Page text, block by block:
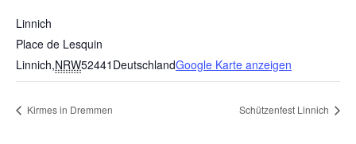
Linnich
Place de Lesquin
Linnich,NRW52441 DeutschlandGoogle Karte anzeigen
Kirmes in Dremmen Schützenfest Linnich